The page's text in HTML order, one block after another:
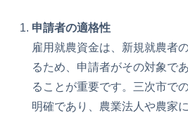
申請者の適格性
雇用就農資金は、新規就農者
るため、申請者がその対象で
ることが重要です。三次市で
明確であり、農業法人や農家